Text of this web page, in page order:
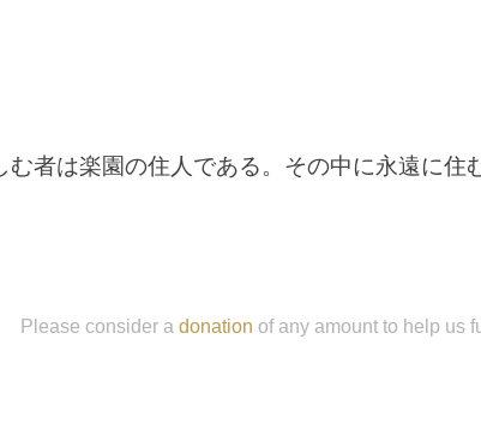
者は楽園の住人である。その中に永遠に住
Please consider a donation of any amount to help us